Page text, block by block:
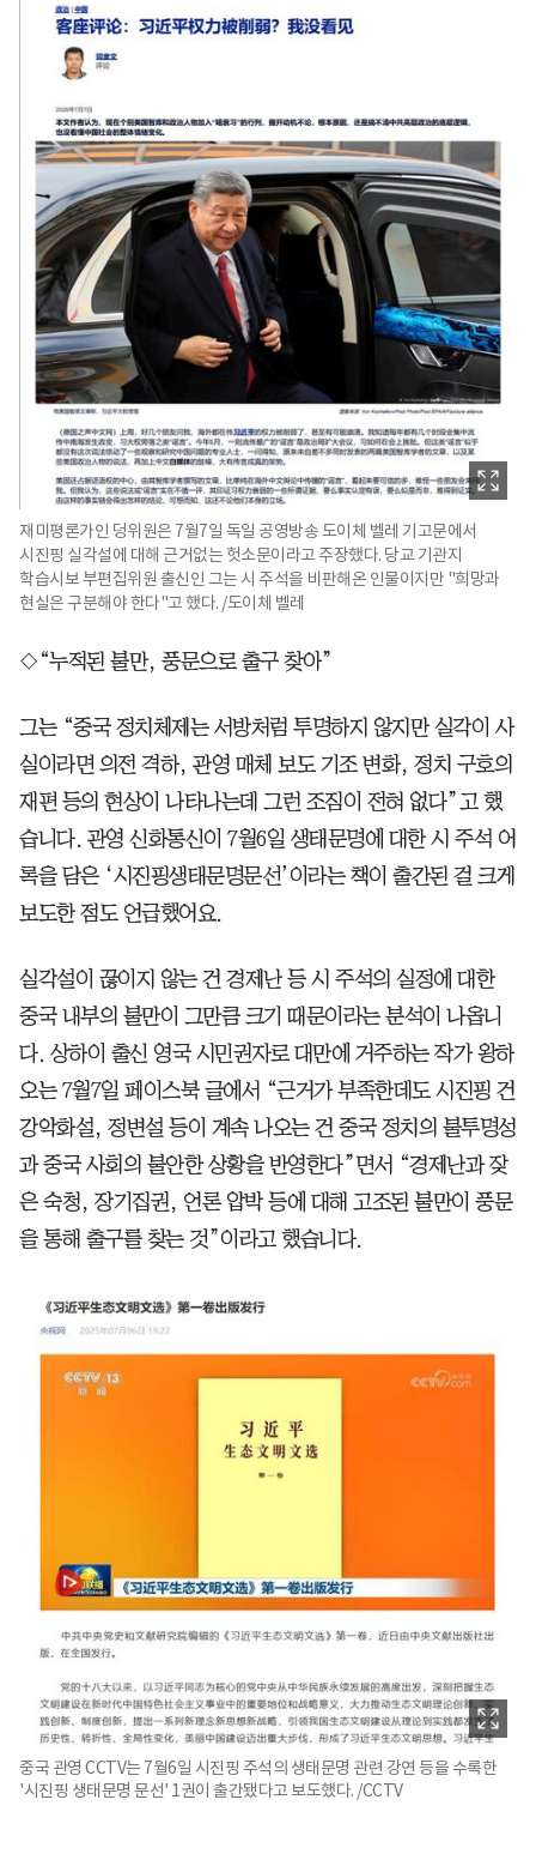
재미평론가인 덩위원은 7월7일 독일 공영방송 도이체 벨레 기고문에서
시진핑 실각설에 대해 근거없는 헛소문이라고 주장했다. 당교 기관지
학습시보 부편집위원 출신인 그는 시 주석을 비판해온 인물이지만 "희망과
현실은 구분해야 한다"고 했다. /도이체 벨레
◇“누적된 불만, 풍문으로 출구 찾아”
그는 “중국 정치체제는 서방처럼 투명하지 않지만 실각이 사
실이라면 의전 격하, 관영 매체 보도 기조 변화, 정치 구호의
재편 등의 현상이 나타나는데 그런 조짐이 전혀 없다”고 했
습니다. 관영 신화통신이 7월6일 생태문명에 대한 시 주석 어
록을 담은 ‘시진핑생태문명문선’이라는 책이 출간된 걸 크게
보도한 점도 언급했어요.
실각설이 끊이지 않는 건 경제난 등 시 주석의 실정에 대한
중국 내부의 불만이 그만큼 크기 때문이라는 분석이 나옵니
다. 상하이 출신 영국 시민권자로 대만에 거주하는 작가 왕하
오는 7월7일 페이스북 글에서 “근거가 부족한데도 시진핑 건
강악화설, 정변설 등이 계속 나오는 건 중국 정치의 불투명성
과 중국 사회의 불안한 상황을 반영한다”면서 “경제난과 잦
은 숙청, 장기집권, 언론 압박 등에 대해 고조된 불만이 풍문
을 통해 출구를 찾는 것”이라고 했습니다.
중국 관영 CCTV는 7월6일 시진핑 주석의 생태문명 관련 강연 등을 수록한
'시진핑 생태문명 문선' 1권이 출간됐다고 보도했다. /CCTV